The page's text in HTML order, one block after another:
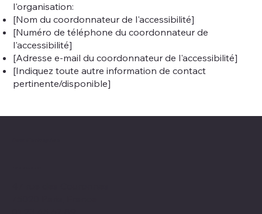
l'organisation:
[Nom du coordonnateur de l'accessibilité]
[Numéro de téléphone du coordonnateur de
l'accessibilité]
[Adresse e-mail du coordonnateur de l'accessibilité]
[Indiquez toute autre information de contact
pertinente/disponible]